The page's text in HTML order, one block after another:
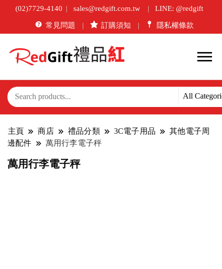
(02)7729-4140 sales@redgift.com.tw LINE: @redgift
常見問題 訂購須知 隱私權條款
主頁 商店 禮品分類 3C電子用品
其他電子周
邊配件
萬用行李電子秤
萬用行李電子秤